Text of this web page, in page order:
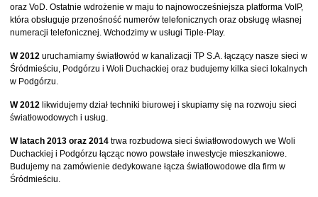
oraz VoD. Ostatnie wdrożenie w maju to najnowocześniejsza platforma VoIP,
która obsługuje przenośność numerów telefonicznych oraz obsługę własnej
numeracji telefonicznej. Wchodzimy w usługi Tiple-Play.
W 2012 uruchamiamy światłowód w kanalizacji TP S.A. łączący nasze sieci w
Śródmieściu, Podgórzu i Woli Duchackiej oraz budujemy kilka sieci lokalnych
w Podgórzu.
W 2012 likwidujemy dział techniki biurowej i skupiamy się na rozwoju sieci
światłowodowych i usług.
W latach 2013 oraz 2014 trwa rozbudowa sieci światłowodowych we Woli
Duchackiej i Podgórzu łącząc nowo powstałe inwestycje mieszkaniowe.
Budujemy na zamówienie dedykowane łącza światłowodowe dla firm w
Śródmieściu.